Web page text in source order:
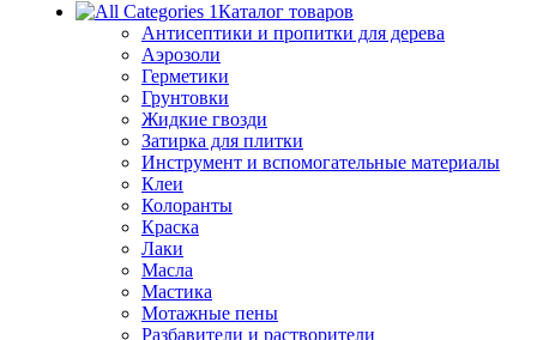
Каталог товаров
Антисептики и пропитки для дерева
Аэрозоли
Герметики
Грунтовки
Жидкие гвозди
Затирка для плитки
Инструмент и вспомогательные материалы
Клеи
Колоранты
Краска
Лаки
Масла
Мастика
Мотажные пены
Разбавители и растворители